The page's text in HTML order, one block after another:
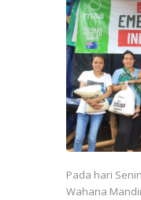
Pada hari
Wahana